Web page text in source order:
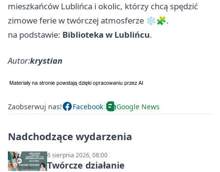
mieszkańców Lublińca i okolic, którzy chcą spędzić
zimowe ferie w twórczej atmosferze ❄️🧩.
na podstawie: Biblioteka w Lublińcu.
Autor:krystian
Zaobserwuj nas! Facebook Google News
Nadchodzące wydarzenia
6 sierpnia 2026, 08:00
Twórcze działanie